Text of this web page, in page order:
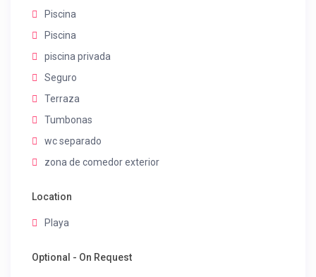
Piscina
Piscina
piscina privada
Seguro
Terraza
Tumbonas
wc separado
zona de comedor exterior
Location
Playa
Optional - On Request